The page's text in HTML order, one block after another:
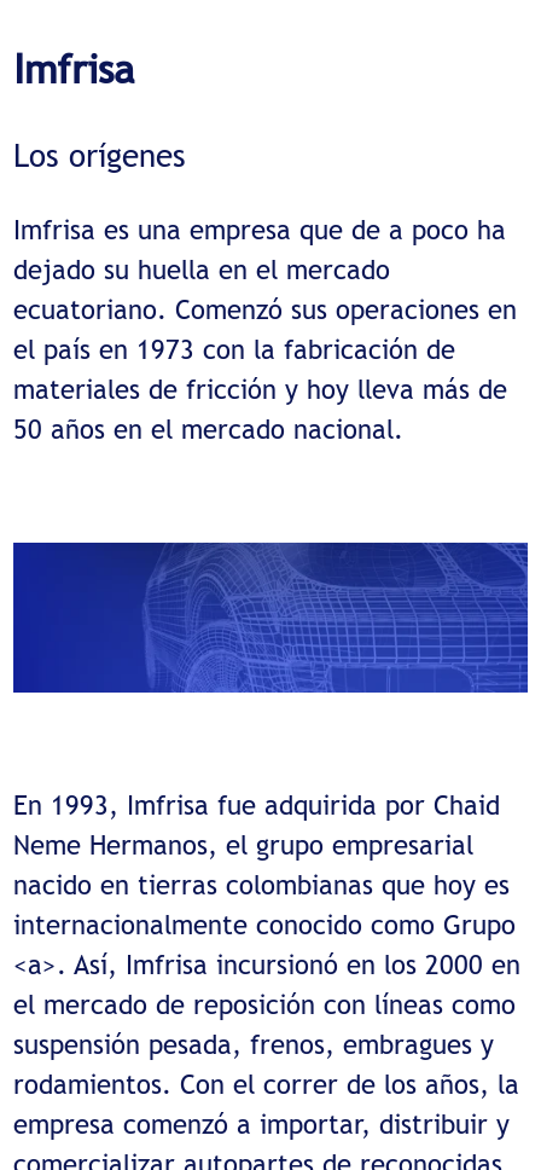
Imfrisa
Los orígenes
Imfrisa es una empresa que de a poco ha
dejado su huella en el mercado
ecuatoriano. Comenzó sus operaciones en
el país en 1973 con la fabricación de
materiales de fricción y hoy lleva más de
50 años en el mercado nacional.
En 1993, Imfrisa fue adquirida por Chaid
Neme Hermanos, el grupo empresarial
nacido en tierras colombianas que hoy es
internacionalmente conocido como Grupo
<a>. Así, Imfrisa incursionó en los 2000 en
el mercado de reposición con líneas como
suspensión pesada, frenos, embragues y
rodamientos. Con el correr de los años, la
empresa comenzó a importar, distribuir y